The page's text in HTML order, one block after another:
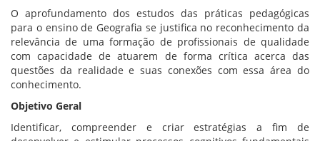
O aprofundamento dos estudos das práticas pedagógicas
para o ensino de Geografia se justifica no reconhecimento da
relevância de uma formação de profissionais de qualidade
com capacidade de atuarem de forma crítica acerca das
questões da realidade e suas conexões com essa área do
conhecimento.
Objetivo Geral
Identificar, compreender e criar estratégias a fim de